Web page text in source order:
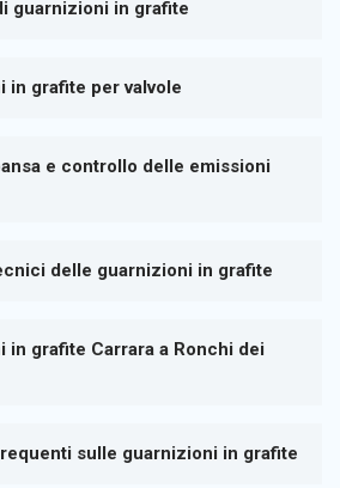
guarnizioni in grafite
in grafite per valvole
e controllo delle emissioni
delle guarnizioni in grafite
in grafite Carrara a Ronchi dei
sulle guarnizioni in grafite